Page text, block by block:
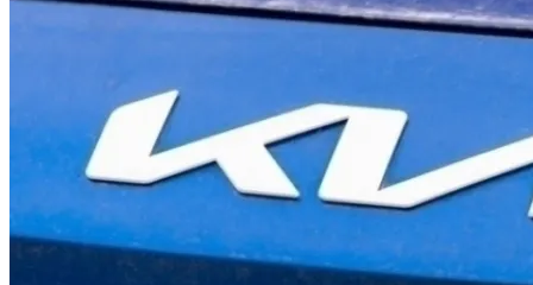
Flipboard
Pinterest
Whatsapp